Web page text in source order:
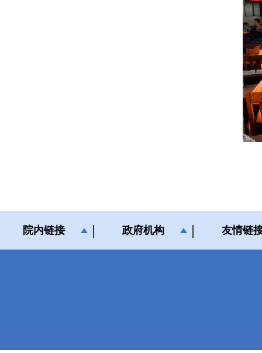
院内链接 政府机构 友情链